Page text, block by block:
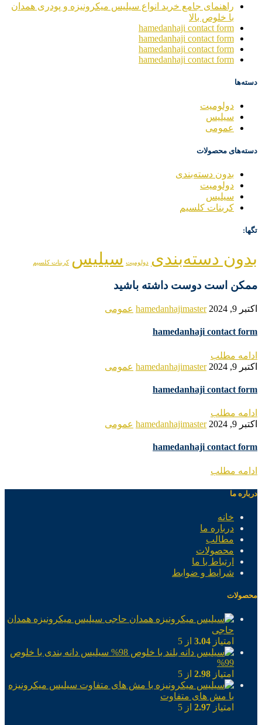
راهنمای جامع خرید انواع سیلیس میکرونیزه و پودری همدان
با خلوص بالا
hamedanhaji contact form
hamedanhaji contact form
hamedanhaji contact form
hamedanhaji contact form
دسته‌ها
دولومیت
سیلیس
عمومی
دسته‌های محصولات
بدون دسته‌بندی
دولومیت
سیلیس
کربنات کلسیم
تگها:
بدون دسته‌بندی دولومیت سیلیس کربنات کلسیم
ممکن است دوست داشته باشید
اکتبر 9, 2024 hamedanhajimaster عمومی
hamedanhaji contact form
ادامه مطلب
اکتبر 9, 2024
hamedanhajimaster عمومی
hamedanhaji contact form
ادامه مطلب
اکتبر 9, 2024
hamedanhajimaster عمومی
hamedanhaji contact form
ادامه مطلب
درباره ما
خانه
درباره ما
مطالب
محصولات
ارتباط با ما
شرایط و ضوابط
محصولات
سیلیس میکرونیزه همدان
حاجی
امتیاز 3.04 از 5
سیلیس دانه بندی با خلوص
99%
امتیاز 2.98 از 5
سیلیس میکرونیزه
با مش های متفاوت
امتیاز 2.97 از 5